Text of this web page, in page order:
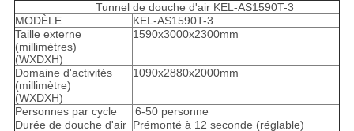
Tunnel de douche d'air KEL-AS1590T-3
MODÈLE
KEL-AS1590T-3
Taille externe
(millimètres)
(WXDXH)
1590x3000x2300mm
Domaine d'activités
(millimètre)
(WXDXH)
1090x2880x2000mm
Personnes par cycle
6-50 personne
Durée de douche d'air Prémonté à 12 seconde (réglable)